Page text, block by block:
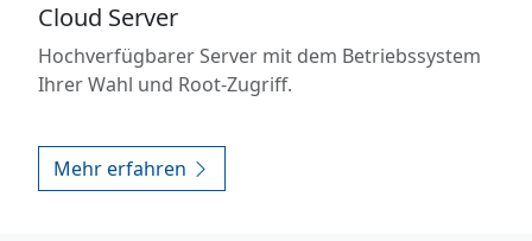
Cloud Server
Hochverfügbarer Server mit dem Betriebssystem
Ihrer Wahl und Root-Zugriff.
Mehr erfahren